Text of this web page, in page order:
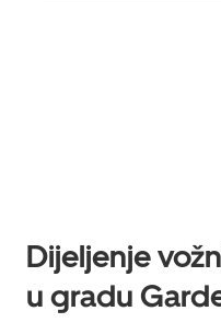
Dijeljenje
u gradu